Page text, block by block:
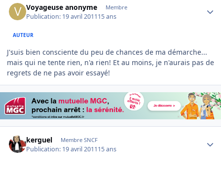
Voyageuse anonyme Membre
Publication: 19 avril 201115 ans
AUTEUR
J'suis bien consciente du peu de chances de ma démarche...
mais qui ne tente rien, n'a rien! Et au moins, je n'aurais pas de
regrets de ne pas avoir essayé!
kerguel Membre SNCF
Publication: 19 avril 201115 ans